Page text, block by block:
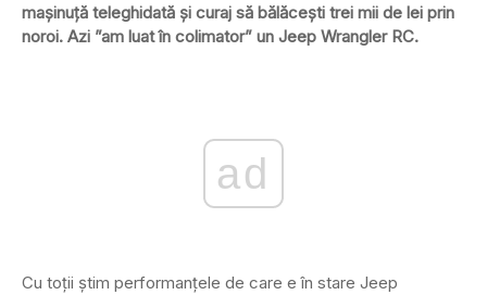
mașinuță teleghidată și curaj să bălăcești trei mii de lei prin
noroi. Azi ”am luat în colimator” un Jeep Wrangler RC.
ad
Cu toții știm performanțele de care e în stare Jeep